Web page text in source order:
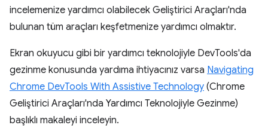
incelemenize yardımcı olabilecek Geliştirici Araçları'nda
bulunan tüm araçları keşfetmenize yardımcı olmaktır.
Ekran okuyucu gibi bir yardımcı teknolojiyle DevTools'da
gezinme konusunda yardıma ihtiyacınız varsa Navigating
Chrome DevTools With Assistive Technology (Chrome
Geliştirici Araçları'nda Yardımcı Teknolojiyle Gezinme)
başlıklı makaleyi inceleyin.